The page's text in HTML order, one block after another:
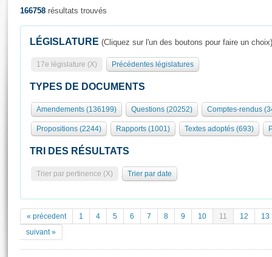
Présidence
577 députés
Groupes politiques
Séance publique
Commissions et autres organes
Europe et International
Pétitions
Documents parlementaires
Projets de loi
Rôle et pouvoirs de l'Assemblée
Organisation de l'Assemblée
Présidence Conférence des Présidents Bureau Collège des
Statistiques et chiffres clés
Documents de référence
( Constitution | Règlement de l'Assemblée ... )
Visiter l'Assemblée
Visite virtuelle du palais Bourbon
Assister à une séance
La Bibliothèque
Les archives
166758 résultats trouvés
LÉGISLATURE (Cliquez sur l'un des boutons pour faire un choix)
17e législature (X) Précédentes législatures
TYPES DE DOCUMENTS
Amendements (136199) Questions (20252) Comptes-rendus
Propositions (2244) Rapports (1001) Textes adoptés (693)
TRI DES RÉSULTATS
Trier par pertinence (X) Trier par date
« précedent 1 4 5 6 7 8 9 10 11 12
13
suivant »